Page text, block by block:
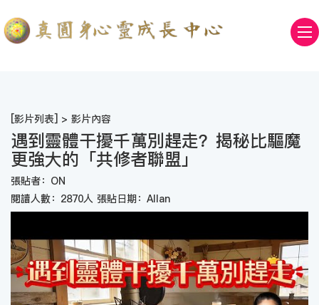
[影片列表] > 影片內容
遇到靈體干擾千萬別趕走？揭秘比驅魔
更強大的「共修者聯盟」
張貼者：ON
閱讀人數：2870人 張貼日期：Allan